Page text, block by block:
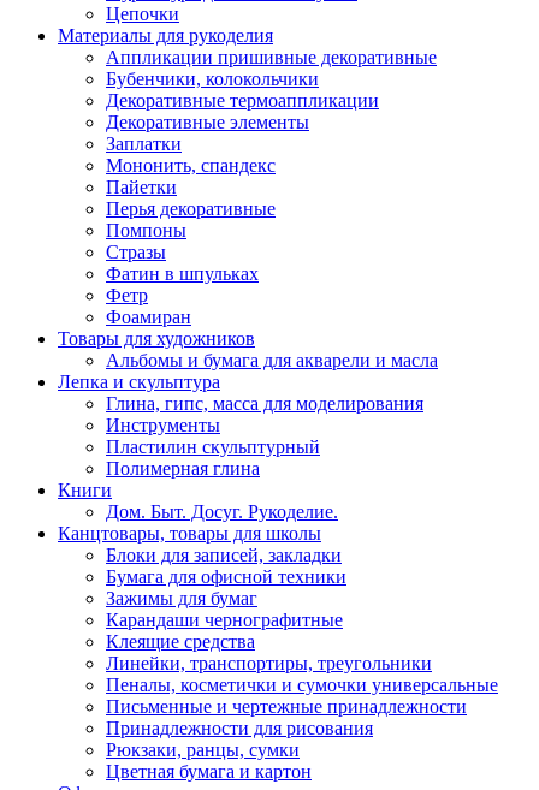
Цепочки
Материалы для рукоделия
Аппликации пришивные декоративные
Бубенчики, колокольчики
Декоративные термоаппликации
Декоративные элементы
Заплатки
Мононить, спандекс
Пайетки
Перья декоративные
Помпоны
Стразы
Фатин в шпульках
Фетр
Фоамиран
Товары для художников
Альбомы и бумага для акварели и масла
Лепка и скульптура
Глина, гипс, масса для моделирования
Инструменты
Пластилин скульптурный
Полимерная глина
Книги
Дом. Быт. Досуг. Рукоделие.
Канцтовары, товары для школы
Блоки для записей, закладки
Бумага для офисной техники
Зажимы для бумаг
Карандаши чернографитные
Клеящие средства
Линейки, транспортиры, треугольники
Пеналы, косметички и сумочки универсальные
Письменные и чертежные принадлежности
Принадлежности для рисования
Рюкзаки, ранцы, сумки
Цветная бумага и картон